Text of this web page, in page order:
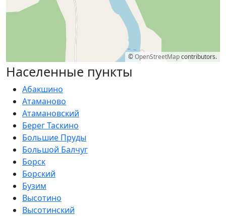
©OpenStreetMapcontributors.
Населенные пункты
Абакшино
Атаманово
Атамановский
Берег Таскино
Большие Пруды
Большой Балчуг
Борск
Борский
Бузим
Высотино
Высотинский